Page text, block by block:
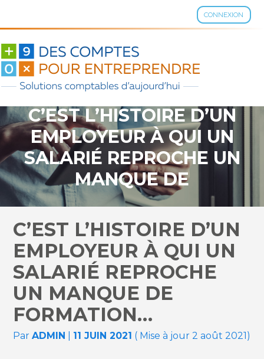
CONNEXION
Aller
contenu
C’EST L’HISTOIRE D’UN
EMPLOYEUR À QUI UN
SALARIÉ REPROCHE UN
MANQUE DE
FORMATION…
C’EST L’HISTOIRE D’UN
EMPLOYEUR À QUI UN
SALARIÉ REPROCHE
UN MANQUE DE
FORMATION…
ParADMIN 11 JUIN 2021 ( Mise à jour 2 août 2021)